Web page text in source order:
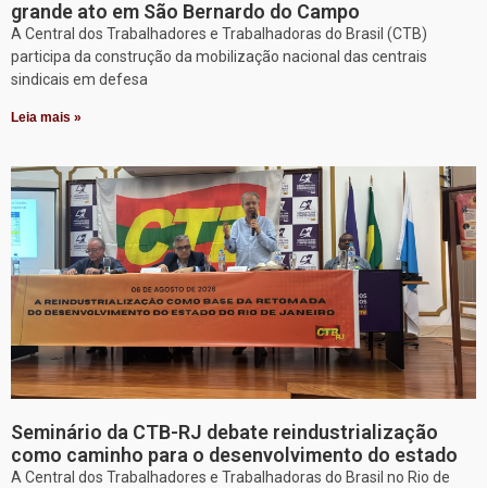
grande ato em São Bernardo do Campo
A Central dos Trabalhadores e Trabalhadoras do Brasil (CTB)
participa da construção da mobilização nacional das centrais
sindicais em defesa
Leia mais »
Seminário da CTB-RJ debate reindustrialização
como caminho para o desenvolvimento do estado
A Central dos Trabalhadores e Trabalhadoras do Brasil no Rio de